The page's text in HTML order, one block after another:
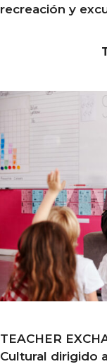
recreación y
TEACHER
Cultural dirigido